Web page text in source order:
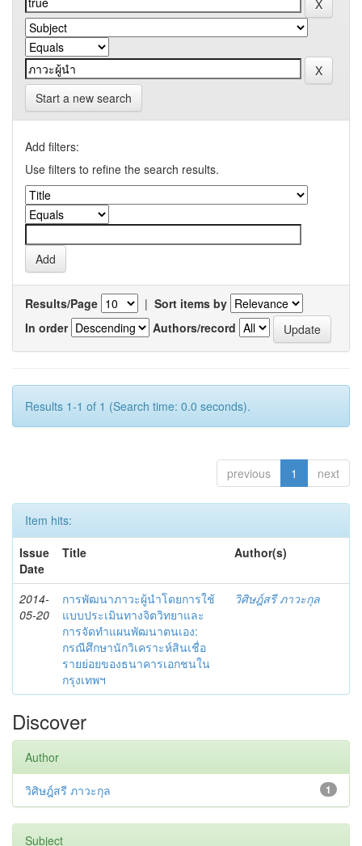
Start a new search
Add filters:
Use filters to refine the search results.
Results/Page | Sort items by
In order
Authors/record
Results 1-1 of 1 (Search time: 0.0 seconds).
previous 1 next
Item hits:
Issue
Date
Title Author(s)
2014-
05-20
การพัฒนาภาวะผู้นำโดยการใช้
แบบประเมินทางจิตวิทยาและ
การจัดทำแผนพัฒนาตนเอง:
กรณีศึกษานักวิเคราะห์สินเชื่อ
รายย่อยของธนาคารเอกชนใน
กรุงเทพฯ
วิศิษฎ์สรี ภาวะกุล
Discover
Author
1
วิศิษฎ์สรี ภาวะกุล
Subject